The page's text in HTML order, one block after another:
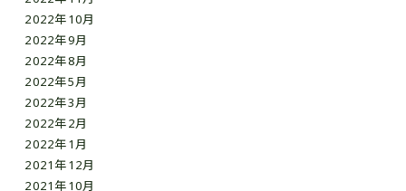
2022年10月
2022年9月
2022年8月
2022年5月
2022年3月
2022年2月
2022年1月
2021年12月